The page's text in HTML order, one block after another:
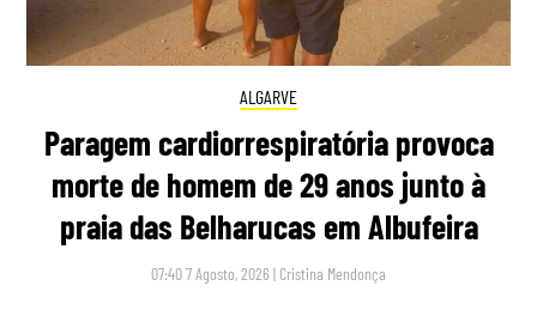
ALGARVE
Paragem cardiorrespiratória provoca
morte de homem de 29 anos junto à
praia das Belharucas em Albufeira
07:40 7 Agosto, 2026 | Cristina Mendonça